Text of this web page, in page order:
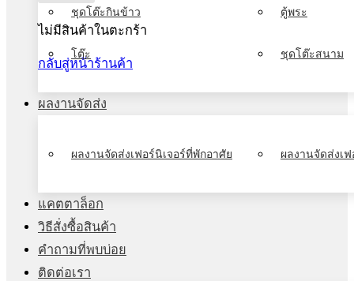
ไม่มีสินค้าในตะกร้า
กลับสู่หน้าร้านค้า
ชุดโต๊ะกินข้าว ตู้พระ
โต๊ะ ชุดโต๊ะสนาม
ผลงานจัดส่ง
ผลงานจัดส่งเฟอร์นิเจอร์ที่พักอาศัย ผลงานจัดส่งเ
แคตตาล็อก
วิธีสั่งซื้อสินค้า
คำถามที่พบบ่อย
ติดต่อเรา